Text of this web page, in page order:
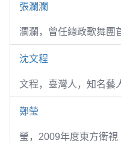
張瀾瀾
瀾瀾，曾任總政歌舞團
沈文程
文程，臺灣人，知名藝
鄭瑩
瑩，2009年度東方衛視